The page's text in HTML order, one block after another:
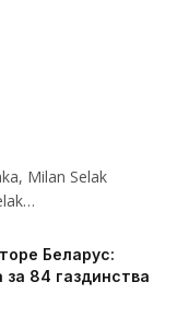
Milan Selak
Беларус:
84 газдинства